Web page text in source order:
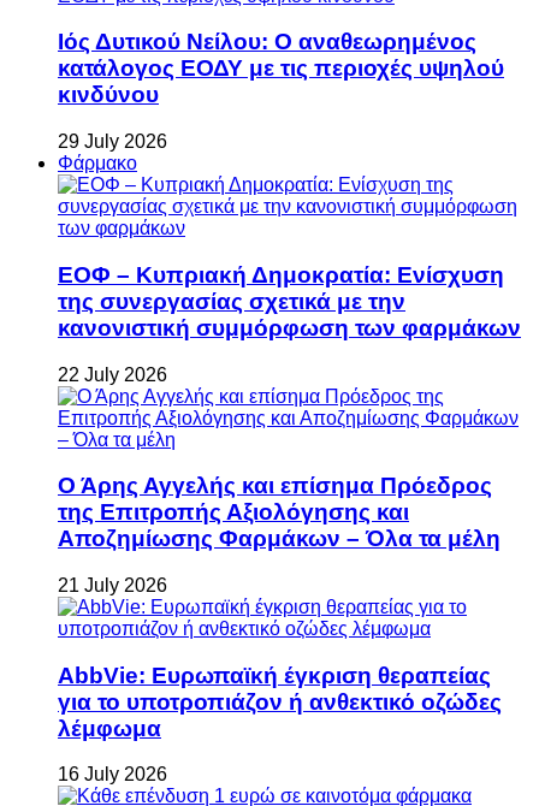
Ιός Δυτικού Νείλου: Ο αναθεωρημένος
κατάλογος ΕΟΔΥ με τις περιοχές υψηλού
κινδύνου
29 July 2026
Φάρμακο
ΕΟΦ – Κυπριακή Δημοκρατία: Ενίσχυση
της συνεργασίας σχετικά με την
κανονιστική συμμόρφωση των φαρμάκων
22 July 2026
Ο Άρης Αγγελής και επίσημα Πρόεδρος
της Επιτροπής Αξιολόγησης και
Αποζημίωσης Φαρμάκων – Όλα τα μέλη
21 July 2026
AbbVie: Ευρωπαϊκή έγκριση θεραπείας
για το υποτροπιάζον ή ανθεκτικό οζώδες
λέμφωμα
16 July 2026